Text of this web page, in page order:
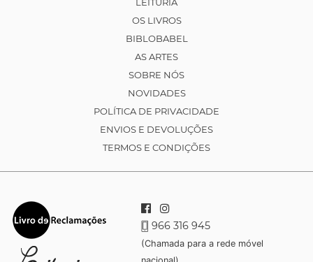
OS LIVROS
BIBLOBABEL
AS ARTES
SOBRE NÓS
NOVIDADES
POLÍTICA DE PRIVACIDADE
ENVIOS E DEVOLUÇÕES
TERMOS E CONDIÇÕES
966 316 945
(Chamada para a rede móvel